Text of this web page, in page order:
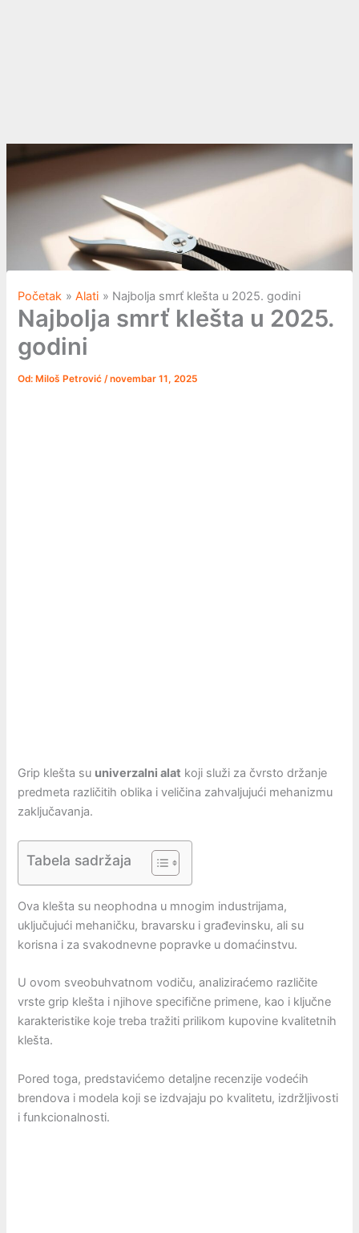
Početak Alati Najbolja smrť klešta u 2025. godini
Najbolja smrť klešta u 2025.
godini
Od: Miloš Petrović /novembar 11, 2025
Grip klešta su univerzalni alat koji služi za čvrsto držanje
predmeta različitih oblika i veličina zahvaljujući mehanizmu
zaključavanja.
Tabela sadržaja
Ova klešta su neophodna u mnogim industrijama,
uključujući mehaničku, bravarsku i građevinsku, ali su
korisna i za svakodnevne popravke u domaćinstvu.
U ovom sveobuhvatnom vodiču, analiziraćemo različite
vrste grip klešta i njihove specifične primene, kao i ključne
karakteristike koje treba tražiti prilikom kupovine kvalitetnih
klešta.
Pored toga, predstavićemo detaljne recenzije vodećih
brendova i modela koji se izdvajaju po kvalitetu, izdržljivosti
i funkcionalnosti.